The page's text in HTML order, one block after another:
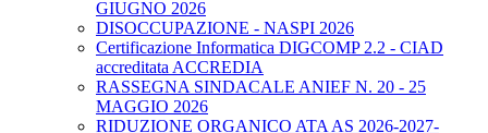
GIUGNO 2026
DISOCCUPAZIONE - NASPI 2026
Certificazione Informatica DIGCOMP 2.2 - CIAD
accreditata ACCREDIA
RASSEGNA SINDACALE ANIEF N. 20 - 25
MAGGIO 2026
RIDUZIONE ORGANICO ATA AS 2026-2027-